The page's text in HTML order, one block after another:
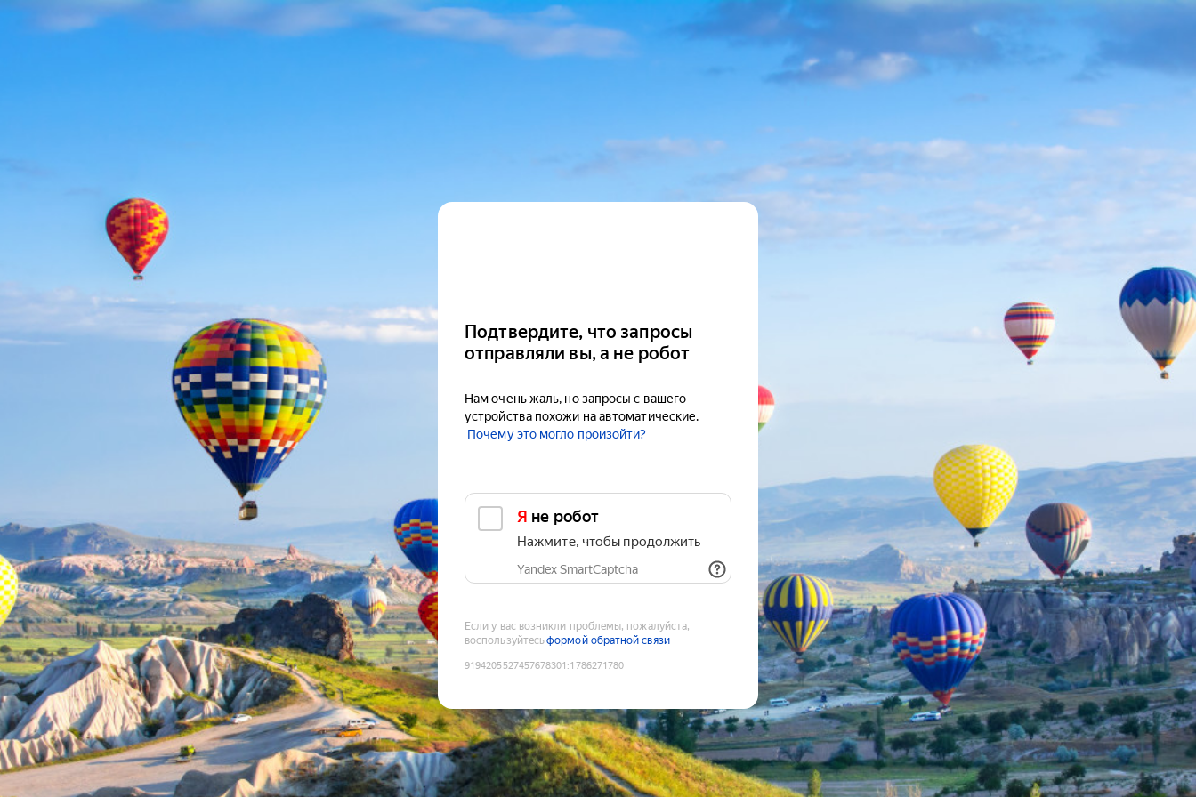
Подтвердите, что запросы
отправляли вы, а не робот
Нам очень жаль, но запросы с вашего
устройства похожи на автоматические.
Почему это могло произойти?
Я не робот
Нажмите, чтобы продолжить
Yandex SmartCaptcha
Если у вас возникли проблемы, пожалуйста,
воспользуйтесьформой обратной связи
9194205527457678301 :1786271780